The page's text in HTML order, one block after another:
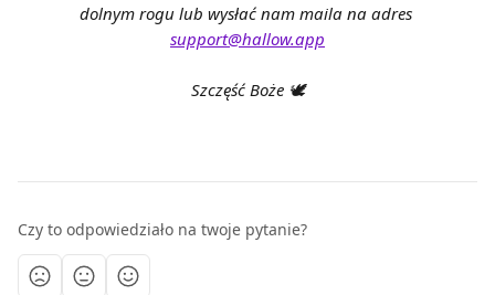
dolnym rogu lub wysłać nam maila na adres
support@hallow.app
Szczęść Boże 🕊️
Czy to odpowiedziało na twoje pytanie?